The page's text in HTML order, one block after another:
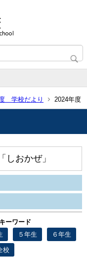
学校だより 2024年度
おかぜ」
ーワード
５年生 ６年生
校